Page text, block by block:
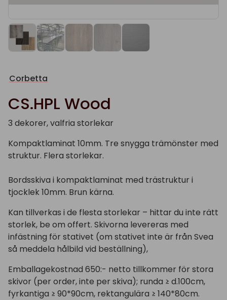
Corbetta
CS.HPL Wood
3 dekorer, valfria storlekar
Kompaktlaminat 10mm. Tre snygga trämönster med
struktur. Flera storlekar.
Bordsskiva i kompaktlaminat med trästruktur i
tjocklek 10mm. Brun kärna.
Kan tillverkas i de flesta storlekar – hittar du inte rätt
storlek, be om offert. Skivorna levereras med
infästning för stativet (om stativet inte är från Svea
så meddela hålbild vid beställning),
Emballagekostnad 650:- netto tillkommer för stora
skivor (per order, inte per skiva); runda ≥ d.100cm,
fyrkantiga ≥ 90*90cm, rektangulära ≥ 140*80cm.